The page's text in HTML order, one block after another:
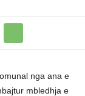
nga ana e
mbledhja e